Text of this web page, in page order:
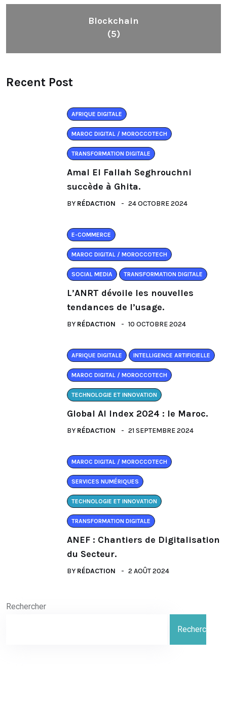
Blockchain
(5)
Recent Post
AFRIQUE DIGITALE
MAROC DIGITAL / MOROCCOTECH
TRANSFORMATION DIGITALE
Amal El Fallah Seghrouchni
succède à Ghita.
BY RÉDACTION 24 OCTOBRE 2024
E-COMMERCE
MAROC DIGITAL / MOROCCOTECH
SOCIAL MEDIA TRANSFORMATION DIGITALE
L’ANRT dévoile les nouvelles
tendances de l’usage.
BY RÉDACTION 10 OCTOBRE 2024
AFRIQUE DIGITALE INTELLIGENCE ARTIFICIELLE
MAROC DIGITAL / MOROCCOTECH
TECHNOLOGIE ET INNOVATION
Global AI Index 2024 : le Maroc.
BY RÉDACTION 21 SEPTEMBRE 2024
MAROC DIGITAL / MOROCCOTECH
SERVICES NUMÉRIQUES
TECHNOLOGIE ET INNOVATION
TRANSFORMATION DIGITALE
ANEF : Chantiers de Digitalisation
du Secteur.
BY RÉDACTION 2 AOÛT 2024
Rechercher
Rechercher